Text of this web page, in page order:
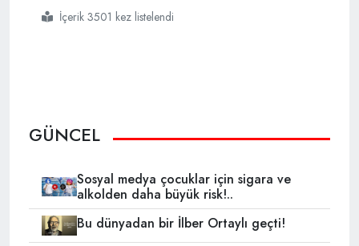
#eğitimdeki
#eksikliği
#gözler
#önüne
#seren
#testİçerik 3501 kez listelendi
GÜNCEL
Sosyal medya çocuklar için sigara ve
alkolden daha büyük risk!..
Bu dünyadan bir İlber Ortaylı geçti!